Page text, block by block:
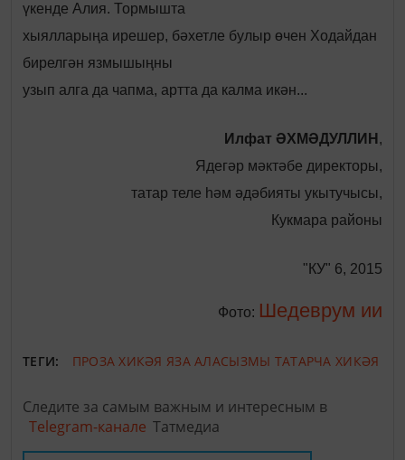
үкенде Алия. Тормышта
хыялларыңа ирешер, бәхетле булыр өчен Ходайдан
бирелгән язмышыңны
узып алга да чапма, артта да калма икән...
Илфат ӘХМӘДУЛЛИН ,
Ядегәр мәктәбе директоры,
татар теле һәм әдәбияты укытучысы,
Кукмара районы
"КУ" 6, 2015
Фото: Шедеврум ии
ТЕГИ: ПРОЗА ХИКӘЯ ЯЗА АЛАСЫЗМЫ ТАТАРЧА ХИКӘЯ
Следите за самым важным и интересным в
Telegram-канале Татмедиа